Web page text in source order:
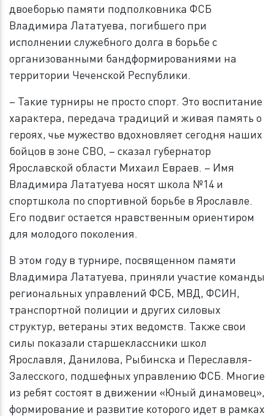
двоеборью памяти подполковника ФСБ
Владимира Лататуева, погибшего при
исполнении служебного долга в борьбе с
организованными бандформированиями на
территории Чеченской Республики.
– Такие турниры не просто спорт. Это воспитание
характера, передача традиций и живая память о
героях, чье мужество вдохновляет сегодня наших
бойцов в зоне СВО, – сказал губернатор
Ярославской области Михаил Евраев. – Имя
Владимира Лататуева носят школа №14 и
спортшкола по спортивной борьбе в Ярославле.
Его подвиг остается нравственным ориентиром
для молодого поколения.
В этом году в турнире, посвященном памяти
Владимира Лататуева, приняли участие команды
региональных управлений ФСБ, МВД, ФСИН,
транспортной полиции и других силовых
структур, ветераны этих ведомств. Также свои
силы показали старшеклассники школ
Ярославля, Данилова, Рыбинска и Переславля-
Залесского, подшефных управлению ФСБ. Многие
из ребят состоят в движении «Юный динамовец»,
формирование и развитие которого идет в рамках